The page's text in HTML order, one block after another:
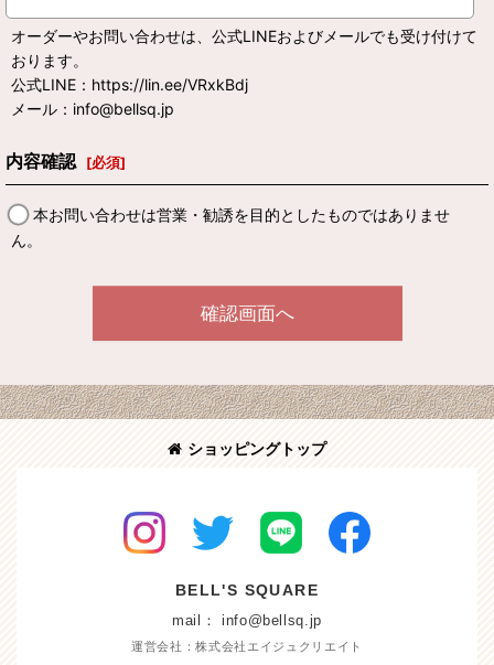
オーダーやお問い合わせは、公式LINEおよびメールでも受け付けて
おります。
公式LINE：https://lin.ee/VRxkBdj
メール：info@bellsq.jp
内容確認 [必須]
本お問い合わせは営業・勧誘を目的としたものではありませ
ん。
確認画面へ
ショッピングトップ
BELL'S SQUARE
mail： info@bellsq.jp
運営会社：株式会社エイジュクリエイト